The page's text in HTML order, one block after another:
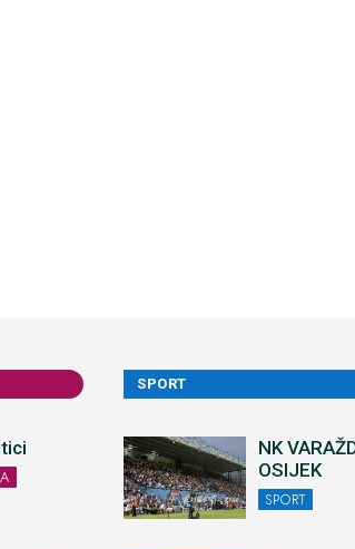
SPORT
NK
OSIJEK
SPORT